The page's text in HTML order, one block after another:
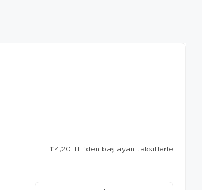
114,20 TL 'den başlayan taksitlerle